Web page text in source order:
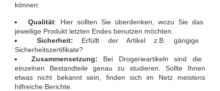
können:
Qualität: Hier sollten Sie überdenken, wozu Sie das
jeweilige Produkt letzten Endes benutzen möchten.
Sicherheit: Erfüllt der Artikel z.B. gängige
Sicherheitszertifikate?
Zusammensetzung: Bei Drogerieartikeln sind die
einzelnen Bestandteile genau zu studieren. Sollte Ihnen
etwas nicht bekannt sein, finden sich im Netz meistens
hilfreiche Berichte.